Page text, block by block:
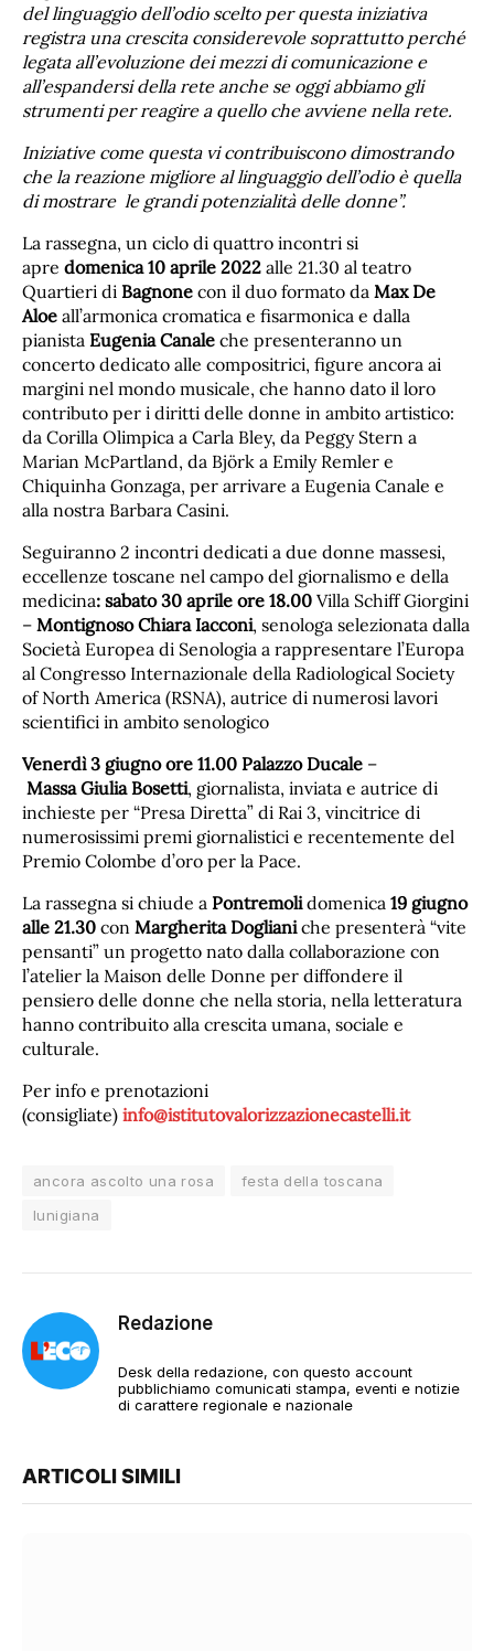
del linguaggio dell’odio scelto per questa iniziativa
registra una crescita considerevole soprattutto perché
legata all’evoluzione dei mezzi di comunicazione e
all’espandersi della rete anche se oggi abbiamo gli
strumenti per reagire a quello che avviene nella rete.
Iniziative come questa vi contribuiscono dimostrando
che la reazione migliore al linguaggio dell’odio è quella
di mostrare le grandi potenzialità delle donne”.
La rassegna, un ciclo di quattro incontri si
apre domenica 10 aprile 2022 alle 21.30 al teatro
Quartieri di Bagnone con il duo formato da Max De
Aloe all’armonica cromatica e fisarmonica e dalla
pianista Eugenia Canale che presenteranno un
concerto dedicato alle compositrici, figure ancora ai
margini nel mondo musicale, che hanno dato il loro
contributo per i diritti delle donne in ambito artistico:
da Corilla Olimpica a Carla Bley, da Peggy Stern a
Marian McPartland, da Björk a Emily Remler e
Chiquinha Gonzaga, per arrivare a Eugenia Canale e
alla nostra Barbara Casini.
Seguiranno 2 incontri dedicati a due donne massesi,
eccellenze toscane nel campo del giornalismo e della
medicina: sabato 30 aprile ore 18.00 Villa Schiff Giorgini
– Montignoso Chiara Iacconi, senologa selezionata dalla
Società Europea di Senologia a rappresentare l’Europa
al Congresso Internazionale della Radiological Society
of North America (RSNA), autrice di numerosi lavori
scientifici in ambito senologico
Venerdì 3 giugno ore 11.00 Palazzo Ducale –
Massa Giulia Bosetti, giornalista, inviata e autrice di
inchieste per “Presa Diretta” di Rai 3, vincitrice di
numerosissimi premi giornalistici e recentemente del
Premio Colombe d’oro per la Pace.
La rassegna si chiude a Pontremolidomenica 19 giugno
alle 21.30 con Margherita Doglianiche presenterà “vite
pensanti” un progetto nato dalla collaborazione con
l’atelier la Maison delle Donne per diffondere il
pensiero delle donne che nella storia, nella letteratura
hanno contribuito alla crescita umana, sociale e
culturale.
Per info e prenotazioni
(consigliate) info@istitutovalorizzazionecastelli.it
ancora ascolto una rosa
festa della toscana
lunigiana
Redazione
Desk della redazione, con questo account
pubblichiamo comunicati stampa, eventi e notizie
di carattere regionale e nazionale
ARTICOLI SIMILI